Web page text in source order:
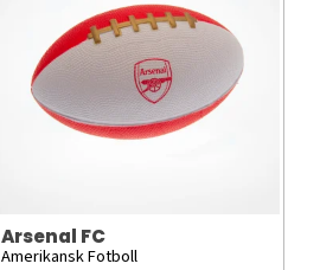
Arsenal FC
Amerikansk Fotboll